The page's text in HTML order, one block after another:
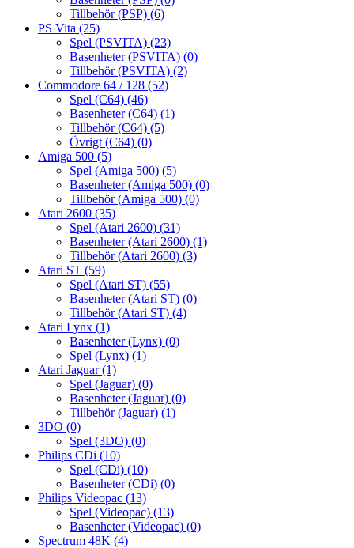
Tillbehör (PSP) (6)
PS Vita (25)
Spel (PSVITA) (23)
Basenheter (PSVITA) (0)
Tillbehör (PSVITA) (2)
Commodore 64 / 128 (52)
Spel (C64) (46)
Basenheter (C64) (1)
Tillbehör (C64) (5)
Övrigt (C64) (0)
Amiga 500 (5)
Spel (Amiga 500) (5)
Basenheter (Amiga 500) (0)
Tillbehör (Amiga 500) (0)
Atari 2600 (35)
Spel (Atari 2600) (31)
Basenheter (Atari 2600) (1)
Tillbehör (Atari 2600) (3)
Atari ST (59)
Spel (Atari ST) (55)
Basenheter (Atari ST) (0)
Tillbehör (Atari ST) (4)
Atari Lynx (1)
Basenheter (Lynx) (0)
Spel (Lynx) (1)
Atari Jaguar(1)
Spel (Jaguar) (0)
Basenheter (Jaguar) (0)
Tillbehör (Jaguar) (1)
3DO (0)
Spel (3DO) (0)
Philips CDi (10)
Spel (CDi) (10)
Basenheter (CDi) (0)
Philips Videopac (13)
Spel (Videopac) (13)
Basenheter (Videopac) (0)
Spectrum 48K (4)